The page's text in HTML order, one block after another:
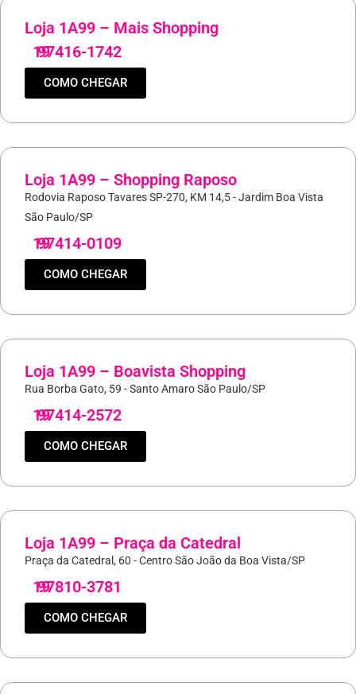
Loja 1A99 – Mais Shopping
19
97416-1742
COMO CHEGAR
Loja 1A99 – Shopping Raposo
Rodovia Raposo Tavares SP-270, KM 14,5 - Jardim Boa Vista
São Paulo/SP
19
97414-0109
COMO CHEGAR
Loja 1A99 – Boavista Shopping
Rua Borba Gato, 59 - Santo Amaro São Paulo/SP
19
97414-2572
COMO CHEGAR
Loja 1A99 – Praça da Catedral
Praça da Catedral, 60 - Centro São João da Boa Vista/SP
19
97810-3781
COMO CHEGAR